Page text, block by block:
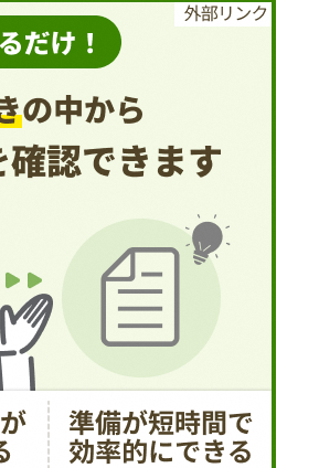
公共交通・
敬老福祉乗車券
イベント情報